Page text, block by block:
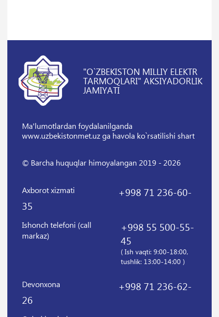
"O`ZBEKISTON MILLIY ELEKTR
TARMOQLARI" AKSIYADORLIK
JAMIYATI
Ma'lumotlardan foydalanilganda
www.uzbekistonmet.uz ga havola ko`rsatilishi shart
© Barcha huquqlar himoyalangan 2019 - 2026
Axborot xizmati
+998 71 236-60-
35
Ishonch telefoni (call
markaz)
+998 55 500-55-
45
( Ish vaqti: 9:00-18:00,
tushlik: 13:00-14:00 )
Devonxona
+998 71 236-62-
26